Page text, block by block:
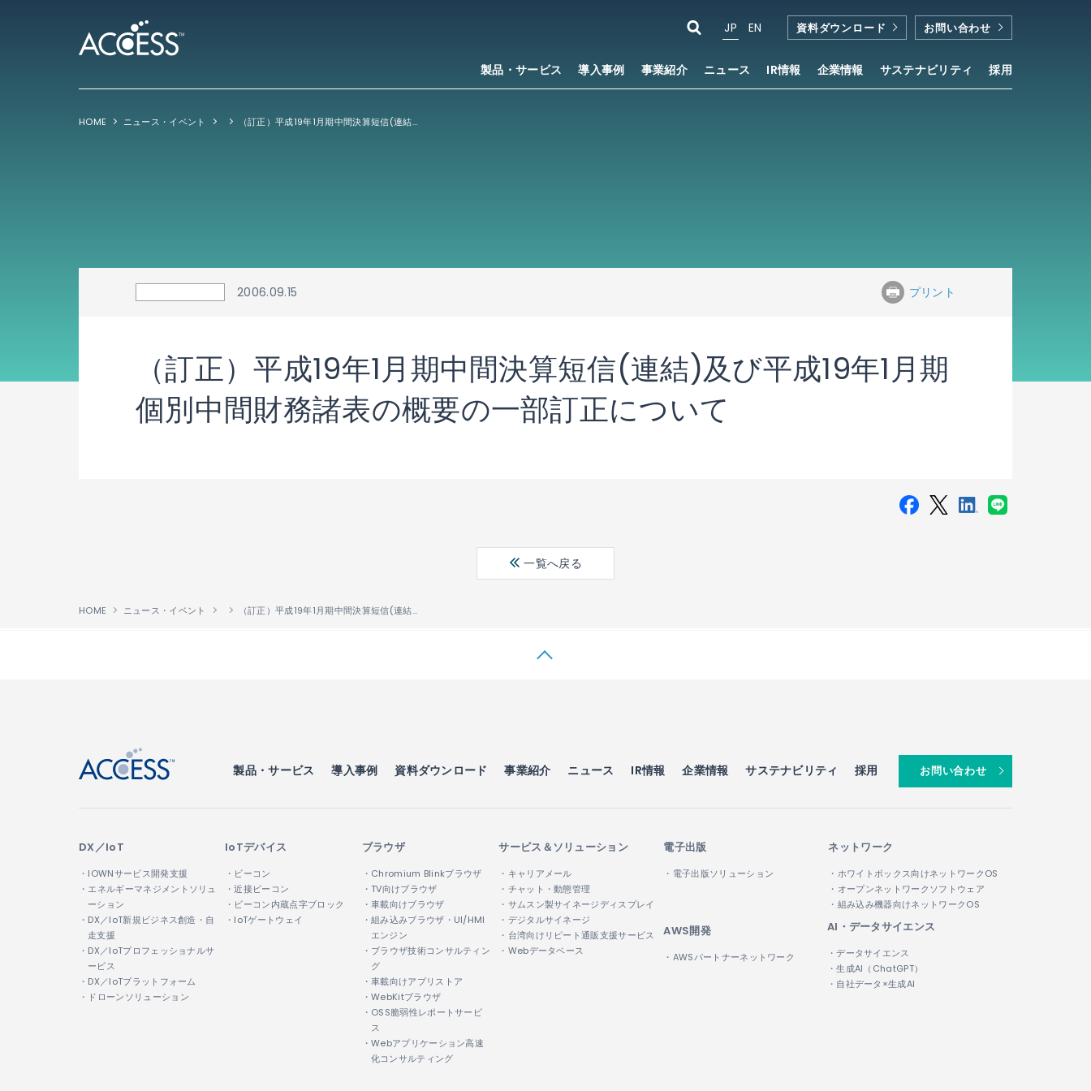
製品・サービス 導入事例 事業紹介 ニュース IR情報 企業情報 サステナビリティ 採用
JP EN 資料ダウンロード お問い合わせ
HOME ニュース・イベント （訂正）平成19年1月期中間決算短信(連結)及び平成19年1月期個別中間財務諸表の概要の一部訂正について
2006.09.15 プリント
（訂正）平成19年1月期中間決算短信(連結)及び平成19年1月期
個別中間財務諸表の概要の一部訂正について
一覧へ戻る
HOME ニュース・イベント （訂正）平成19年1月期中間決算短信(連結)及び平成19年1月期個別中間財務諸表の概要の一部訂正について
製品・サービス 導入事例 資料ダウンロード 事業紹介 ニュース IR情報 企業情報 サステナビリティ 採用 お問い合わせ
DX／IoT
・IOWNサービス開発支援
・エネルギーマネジメントソリュ
ーション
・DX／IoT新規ビジネス創造・自
走支援
・DX／IoTプロフェッショナルサ
ービス
・DX／IoTプラットフォーム
・ドローンソリューション
IoTデバイス
・ビーコン
・近接ビーコン
・ビーコン内蔵点字ブロック
・IoTゲートウェイ
ブラウザ
・Chromium Blinkブラウザ
・TV向けブラウザ
・車載向けブラウザ
・組み込みブラウザ・UI/HMI
エンジン
・ブラウザ技術コンサルティン
グ
・車載向けアプリストア
・WebKitブラウザ
・OSS脆弱性レポートサービ
ス
・Webアプリケーション高速
化コンサルティング
サービス＆ソリューション
・キャリアメール
・チャット・動態管理
・サムスン製サイネージディスプレイ
・デジタルサイネージ
・台湾向けリピート通販支援サービス
・Webデータベース
電子出版
・電子出版ソリューション
ネットワーク
・ホワイトボックス向けネットワークOS
・オープンネットワークソフトウェア
・組み込み機器向けネットワークOS
AWS開発
・AWSパートナーネットワーク
AI・データサイエンス
・データサイエンス
・生成AI（ChatGPT）
・自社データ×生成AI